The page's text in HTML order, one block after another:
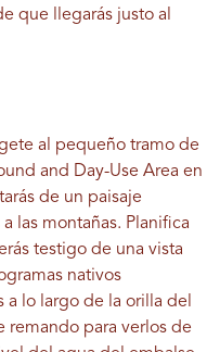
que llegarás justo al
al pequeño tramo de
and Day-Use Area en
de un paisaje
las montañas. Planifica
testigo de una vista
nativos
a lo largo de la orilla del
remando para verlos de